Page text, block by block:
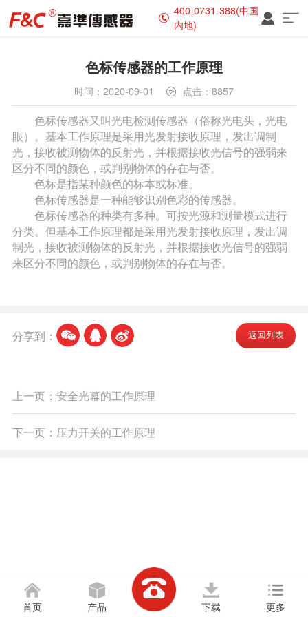
400-0731-388(中国
内地)
色标传感器的工作原理
时间：2020-09-01 点击：8857
色标传感器又叫光电检测传感器（俗称光电头，光电
眼）。基本工作原理是采用光发射接收原理，发出调制
光，接收被测物体的反射光，并根据接收光信号的强弱来
区分不同的颜色，或判别物体的存在与否。
色标是指某种颜色的标本或标准。
色标传感器是一种能够识别色彩的传感器。
色标传感器的种类有多种。可按光源和测量模式进行
分类。但基本工作原理都是采用光发射接收原理，发出调
制光，接收被测物体的反射光，并根据接收光信号的强弱
来区分不同的颜色，或判别物体的存在与否。
分享到： 返回列表
上一页：安全光幕的工作原理
下一页：压力开关的工作原理
首页 产品 下载 更多